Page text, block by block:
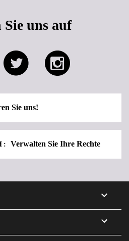
Sie uns auf
Sie uns!
Verwalten Sie Ihre Rechte

